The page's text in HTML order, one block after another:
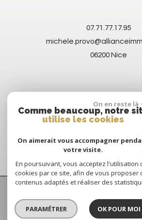
07.71.77.17.95
06200Nice
légales-Nos honoraires-Partenaires -Admin
On en reste là
Comme beaucoup, notre
utilise les cookies
On aimerait vous accompagner
votre visite.
En poursuivant, vous acceptez l'utilisation
cookies par ce site, afin de vous proposer
contenus adaptés et réaliser des
PARAMÉTRER OK POUR MOI